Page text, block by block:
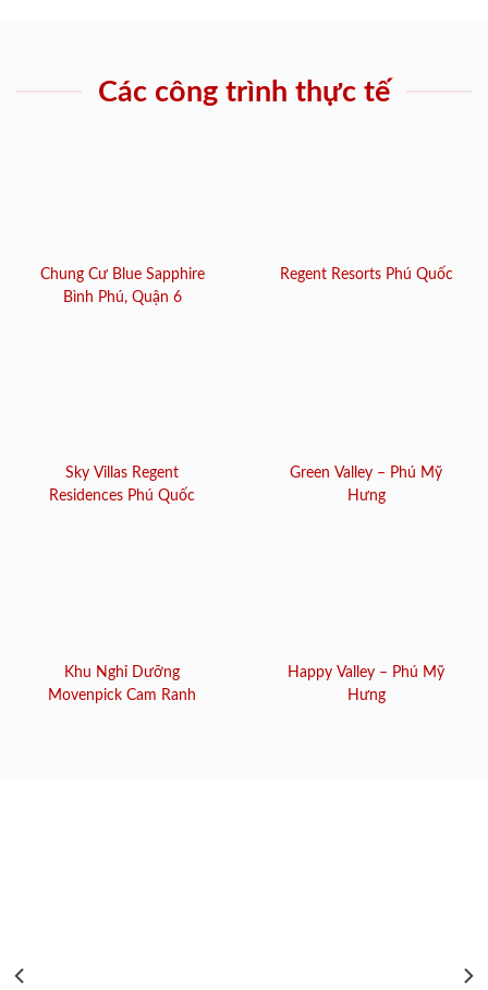
Các công trình thực tế
Chung Cư Blue Sapphire
Bình Phú, Quận 6
Regent Resorts Phú Quốc
Sky Villas Regent
Residences Phú Quốc
Green Valley – Phú Mỹ
Hưng
Khu Nghỉ Dưỡng
Movenpick Cam Ranh
Happy Valley – Phú Mỹ
Hưng